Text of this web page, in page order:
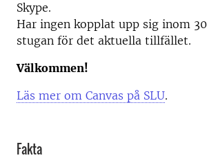
Skype.
Har ingen kopplat upp sig inom
stugan för det aktuella tillfället.
Välkommen!
Läs mer om Canvas på SLU.
Fakta